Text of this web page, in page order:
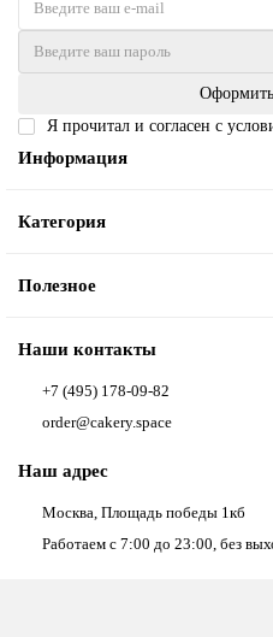
Я прочитал и согласен с
Информация
Категория
Полезное
Наши контакты
+7 (495) 178-09-82
order@cakery.space
Наш адрес
Москва, Площадь победы 1кб
Работаем с 7:00 до 23:00, без